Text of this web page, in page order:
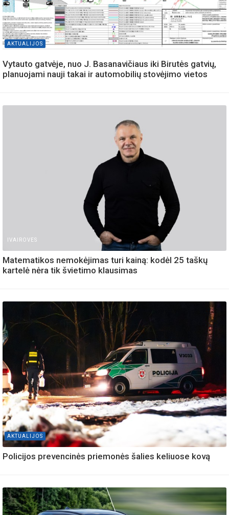
AKTUALIJOS
Vytauto gatvėje, nuo J. Basanavičiaus iki Birutės gatvių,
planuojami nauji takai ir automobilių stovėjimo vietos
IVAIROVES
Matematikos nemokėjimas turi kainą: kodėl 25 taškų
kartelė nėra tik švietimo klausimas
AKTUALIJOS
Policijos prevencinės priemonės šalies keliuose kovą